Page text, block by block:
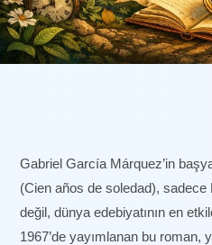
Gabriel García Márquez’in
(Cien años de soledad), sadece
değil, dünya edebiyatının en
1967’de yayımlanan bu roman,